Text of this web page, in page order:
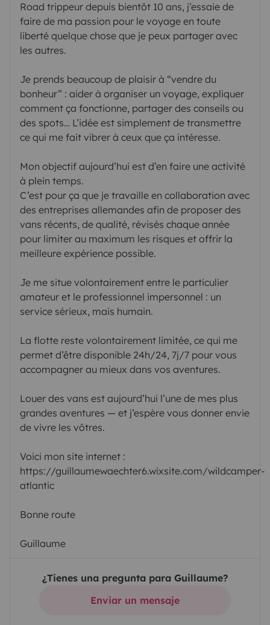
Road trippeur depuis bientôt 10 ans, j’essaie de
faire de ma passion pour le voyage en toute
liberté quelque chose que je peux partager avec
les autres.
Je prends beaucoup de plaisir à “vendre du
bonheur” : aider à organiser un voyage, expliquer
comment ça fonctionne, partager des conseils ou
des spots… L’idée est simplement de transmettre
ce qui me fait vibrer à ceux que ça intéresse.
Mon objectif aujourd’hui est d’en faire une activité
à plein temps.
C’est pour ça que je travaille en collaboration avec
des entreprises allemandes afin de proposer des
vans récents, de qualité, révisés chaque année
pour limiter au maximum les risques et offrir la
meilleure expérience possible.
Je me situe volontairement entre le particulier
amateur et le professionnel impersonnel : un
service sérieux, mais humain.
La flotte reste volontairement limitée, ce qui me
permet d’être disponible 24h/24, 7j/7 pour vous
accompagner au mieux dans vos aventures.
Louer des vans est aujourd’hui l’une de mes plus
grandes aventures — et j’espère vous donner envie
de vivre les vôtres.
Voici mon site internet :
https://guillaumewaechter6.wixsite.com/wildcamper-
atlantic
Bonne route
Guillaume
¿Tienes una pregunta para Guillaume?
Enviar un mensaje